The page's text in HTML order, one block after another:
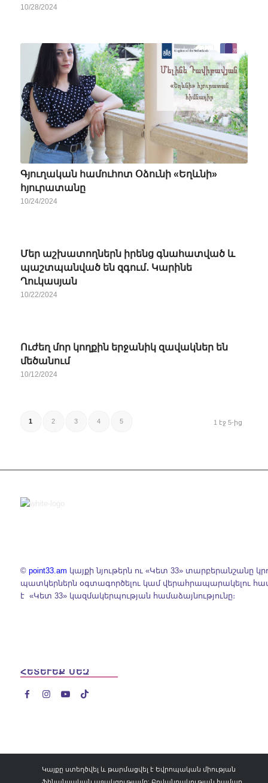
10/28/2024
Գյուղական համուհոտ Օձունի «Եղևնի»
հյուրատանը
10/24/2024
Մեր աշխատողներն իրենց գնահատված և
պաշտպանված են զգում․ Կարինե
Ղուկասյան
10/22/2024
Ուժեղ մոր կողքին երջանիկ զավակներ են
մեծանում
10/12/2024
1 էջ 5-ից
1 2 3 4 5
© point33.am կայքի նյութերն ու «Կետ 33» տարբերանշանը
պատկերներն օգտագործելու կամ վերահրապարակելու
է «Կետ 33» կազմակերպության համաձայնությունը։
ՀԵՏԵՒԵՔ ՄԵԶ
   
Կայքը ստեղծվել և թարմացվել է Եվրոպական միության